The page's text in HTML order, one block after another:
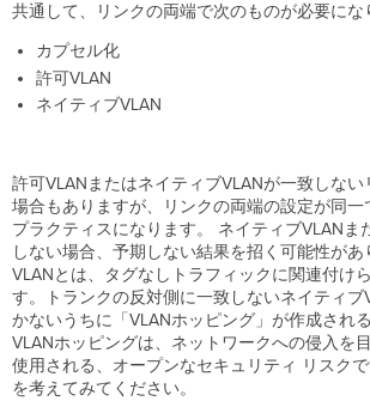
共通して、リンクの両端で次のものが必要にな
カプセル化
許可VLAN
ネイティブVLAN
許可VLANまたはネイティブVLANが一致しな
場合もありますが、リンクの両端の設定が同一
プラクティスになります。 ネイティブVLANま
しない場合、予期しない結果を招く可能性が
VLANとは、タグなしトラフィックに関連付け
す。トランクの反対側に一致しないネイティ
かないうちに「VLANホッピング」が作成され
VLANホッピングは、ネットワークへの侵入を
使用される、オープンなセキュリティ リスク
を考えてみてください。